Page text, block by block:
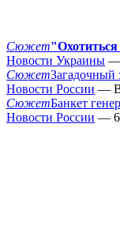
Сюжет"Охотиться
Новости Украины —
СюжетЗагадочный
Новости России —
СюжетБанкет
Новости России — 6